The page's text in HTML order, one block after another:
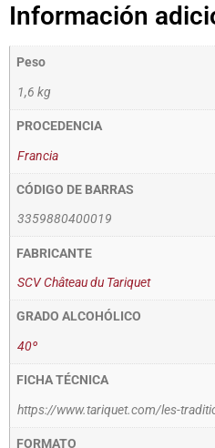
Información
Peso
1,6 kg
PROCEDENCIA
Francia
CÓDIGO DE BARRAS
3359880400019
FABRICANTE
SCV Château du Tariquet
GRADO ALCOHÓLICO
40º
FICHA TÉCNICA
https://www.tariquet.com/les-
FORMATO